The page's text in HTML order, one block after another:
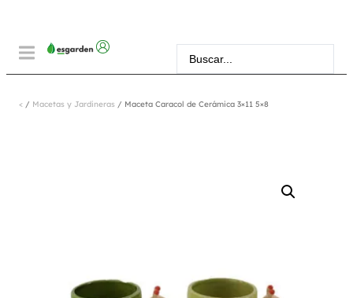
< / Macetas y Jardineras / Maceta Caracol de Cerámica 3×11 5×8